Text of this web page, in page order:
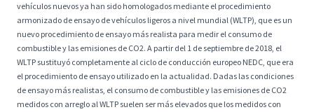
vehículos nuevos ya han sido homologados mediante el procedimiento
armonizado de ensayo de vehículos ligeros a nivel mundial (WLTP), que es un
nuevo procedimiento de ensayo más realista para medir el consumo de
combustible y las emisiones de CO2. A partir del 1 de septiembre de 2018, el
WLTP sustituyó completamente al ciclo de conducción europeo NEDC, que era
el procedimiento de ensayo utilizado en la actualidad. Dadas las condiciones
de ensayo más realistas, el consumo de combustible y las emisiones de CO2
medidos con arreglo al WLTP suelen ser más elevados que los medidos con